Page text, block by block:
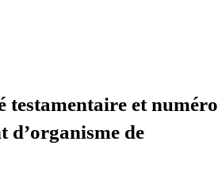
testamentaire et numéro
d’organisme de